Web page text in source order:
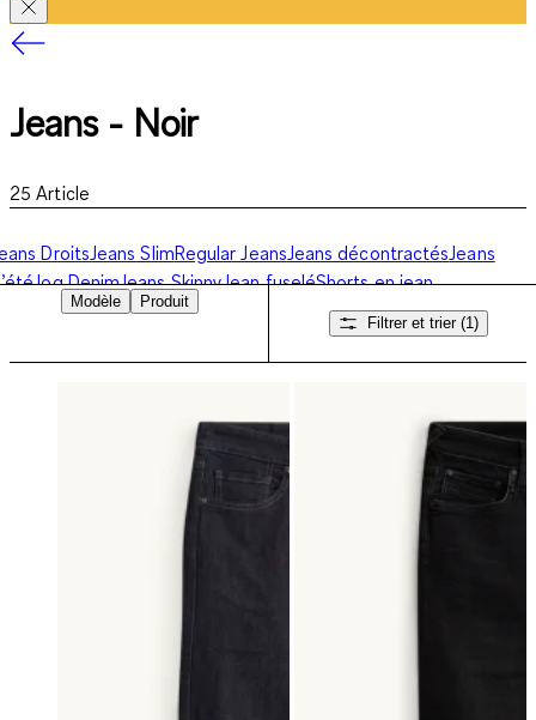
Jeans - Noir
25 Article
Droits Jeans SlimRegular Jeans Jeans décontractés Jeans
Jog DenimJeans SkinnyJean fuseléShorts en jean
Modèle
Produit
Filtrer et trier (1)